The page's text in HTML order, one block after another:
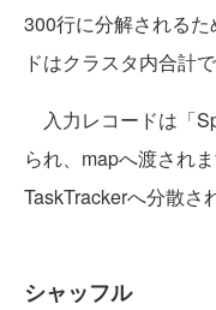
300行に分解される
ドはクラスタ内合計
入力レコードは「
られ、mapへ渡され
TaskTrackerへ分散さ
シャッフル